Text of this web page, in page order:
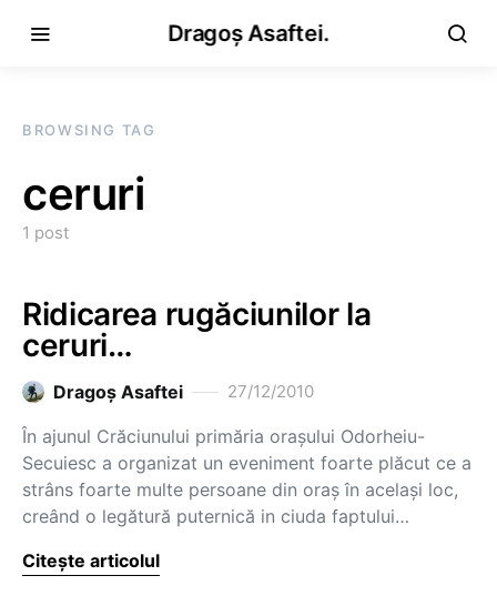
Dragoș Asaftei.
BROWSING TAG
ceruri
1 post
Ridicarea rugăciunilor la
ceruri…
Dragoş Asaftei 27/12/2010
În ajunul Crăciunului primăria oraşului Odorheiu-
Secuiesc a organizat un eveniment foarte plăcut ce a
strâns foarte multe persoane din oraş în acelaşi loc,
creând o legătură puternică in ciuda faptului…
Citește articolul